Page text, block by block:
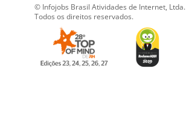
© Infojobs Brasil Atividades de Internet, Ltda.
Todos os direitos reservados.